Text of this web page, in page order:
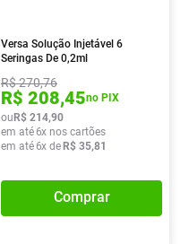
Versa Solução Injetável 6
Seringas De 0,2ml
R$270,76
R$ 208,45no PIX
ouR$ 214,90
em até6x nos cartões
em até6x deR$ 35,81
Comprar